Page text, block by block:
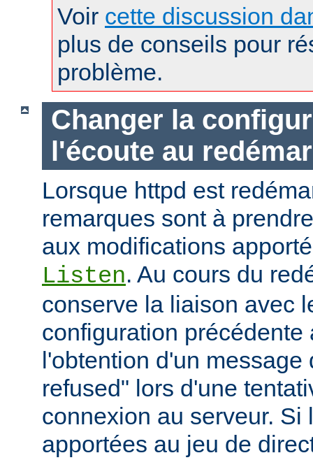
Voir cette discussion
plus de conseils pour
problème.
Changer la
l'écoute au
Lorsque httpd est
remarques sont à
aux modifications
Listen. Au cours du
conserve la liaison avec
configuration précédente
l'obtention d'un
refused" lors d'une
connexion au serveur. Si
apportées au jeu de